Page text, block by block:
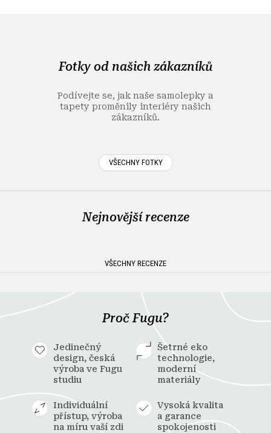
Fotky od našich zákazníků
Podívejte se, jak naše samolepky a
tapety proměnily interiéry našich
zákazníků.
VŠECHNY FOTKY
Nejnovější recenze
VŠECHNY RECENZE
Proč Fugu?
Jedinečný
design, česká
výroba ve Fugu
studiu
Šetrné eko
technologie,
moderní
materiály
Individuální
přístup, výroba
na míru vaší zdi
Vysoká kvalita
a garance
spokojenosti